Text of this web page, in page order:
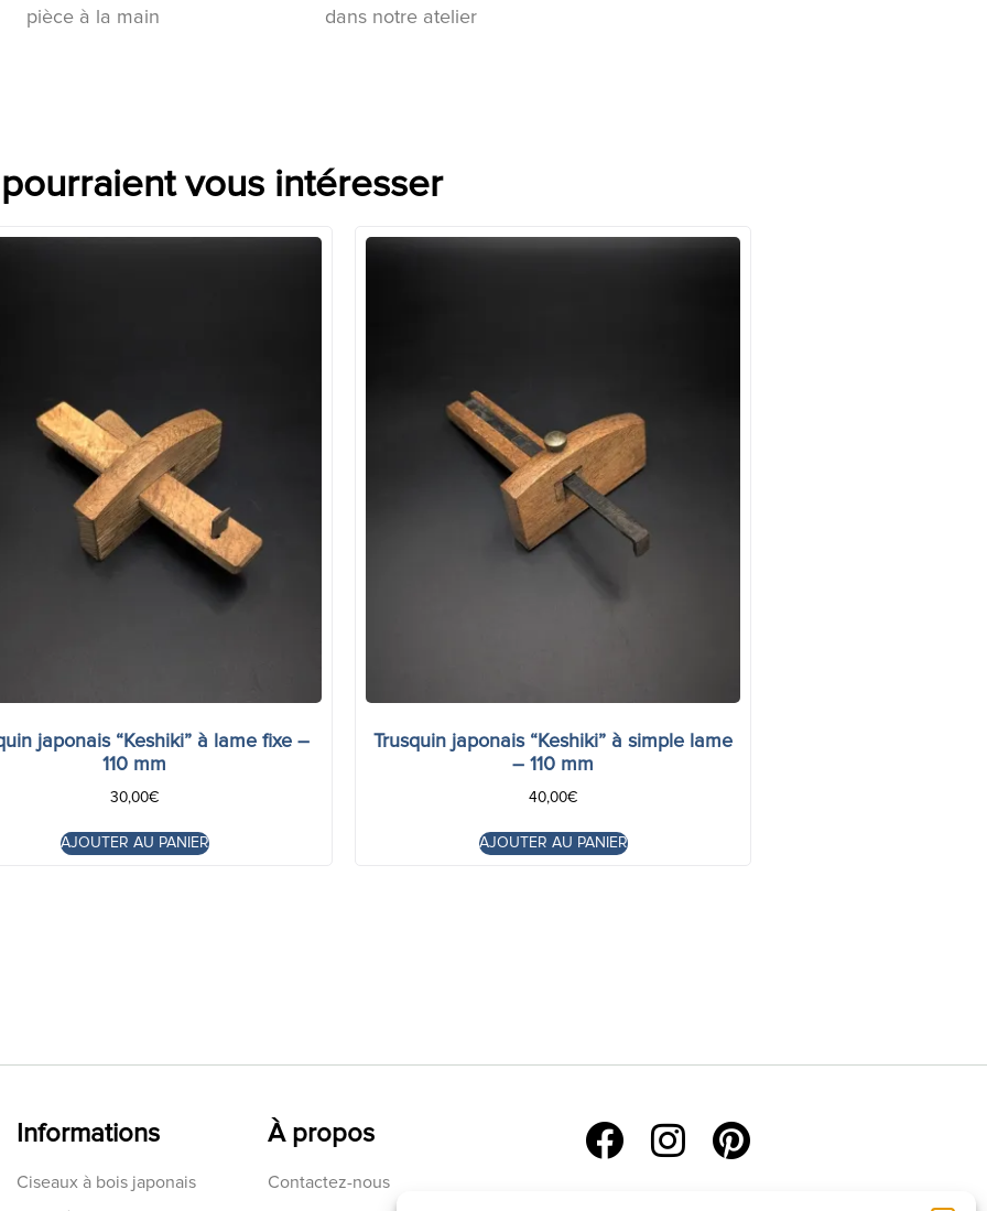
pièce à la main
dans notre atelier
vous intéresser
japonais “Keshiki” à lame fixe –
110 mm
30,00€
AJOUTER AU PANIER
Trusquin japonais “Keshiki” à simple lame
– 110 mm
40,00€
AJOUTER AU PANIER
Informations
Ciseaux à bois japonais
À propos
Contactez-nous